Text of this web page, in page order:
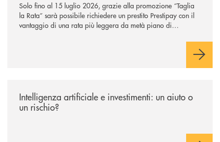
Solo fino al 15 luglio 2026, grazie alla promozione “Taglia
la Rata” sarà possibile richiedere un prestito Prestipay con il
vantaggio di una rata più leggera da metà piano di
Intelligenza artificiale e investimenti: un aiuto o
un rischio?